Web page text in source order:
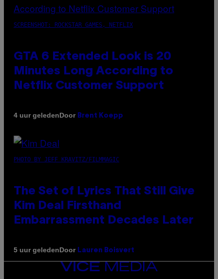
SCREENSHOT: ROCKSTAR GAMES, NETFLIX
GTA 6 Extended Look is 20
Minutes Long According to
Netflix Customer Support
4 uur geledenDoor Brent Koepp
PHOTO BY JEFF KRAVITZ/FILMMAGIC
The Set of Lyrics That Still Give
Kim Deal Firsthand
Embarrassment Decades Later
5 uur geledenDoor Lauren Boisvert
VICE
MEDIA